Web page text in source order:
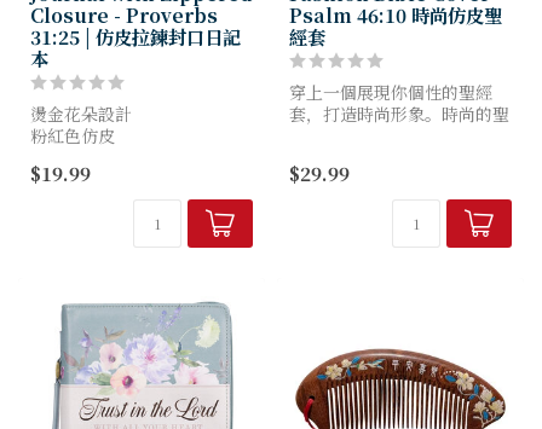
Closure - Proverbs
31:25 | 仿皮拉鍊封口日記
本
燙金花朵設計
粉紅色仿皮
拉鍊封口
$19.99
Psalm 46:10 時尚仿皮聖
經套
穿上一個展現你個性的聖經
套，打造時尚形象。時尚的聖
為女性設計的精緻實用套保護
你的聖經，迎合你的時尚品
$29.99